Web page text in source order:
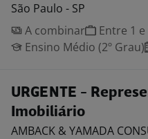
São Paulo - SP
A combinar
Entre 1
Ensino Médio (2º Grau)
URGENTE -
Imobiliário
AMBACK & YAMADA